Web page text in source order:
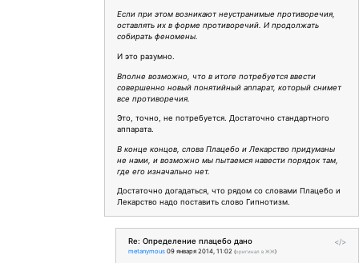
Если при этом возникают неустранимые противоречия,
оставлять их в форме противоречий. И продолжать
собирать феномены.
И это разумно.
Вполне возможно, что в итоге потребуется ввести
совершенно новый понятийный аппарат, который снимет
все противоречия.
Это, точно, не потребуется. Достаточно стандартного
аппарата.
В конце концов, слова Плацебо и Лекарство придуманы
не нами, и возможно мы пытаемся навести порядок там,
где его изначально нет.
Достаточно догадаться, что рядом со словами Плацебо и
Лекарство надо поставить слово Гипнотизм.
</>
Re: Определение плацебо дано
metanymous 09 января 2014, 11:02 (оригинал в ЖЖ)